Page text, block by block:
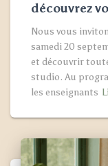
découvrez
Nous vous
samedi 20
et découvrir
studio. Au
les enseignants